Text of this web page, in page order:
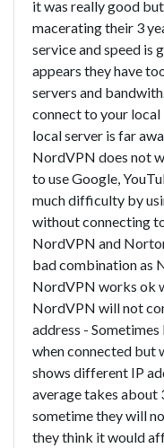
it was really good
macerating their 3
service and speed is
appears they have
servers and
connect to your
local server is far
NordVPN does not
to use Google,
much difficulty by
without connecting
NordVPN and
bad combination as
NordVPN works ok
NordVPN will not
address -
when connected but
shows different IP
average takes about
sometime they will
they think it would